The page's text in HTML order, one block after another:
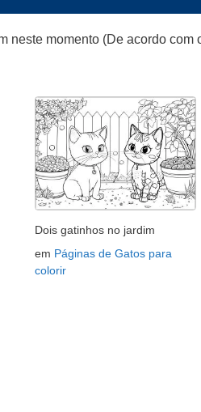
momento (De acordo com
Dois gatinhos no jardim
em Páginas de Gatos para
colorir